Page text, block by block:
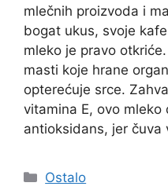
mlečnih proizvoda i
bogat ukus, svoje
mleko je pravo
masti koje hrane
opterećuje srce.
vitamina E, ovo mleko
antioksidans, jer čuva
Categories
Ostalo